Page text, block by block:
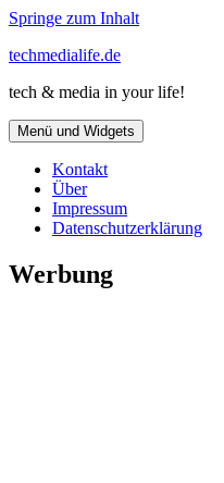
Springe zum Inhalt
techmedialife.de
tech & media in your life!
Menü und Widgets
Kontakt
Über
Impressum
Datenschutzerklärung
Werbung